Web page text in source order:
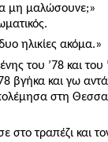
μη μαλώσουνε;»
ηλικίες ακόμα.»
του ’78 και του
βγήκα και γω
στη
στο τραπέζι και